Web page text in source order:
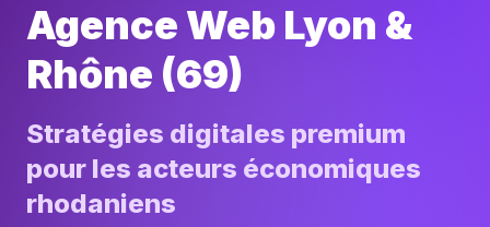
Agence Web Lyon &
Rhône (69)
Stratégies digitales premium
pour les acteurs économiques
rhodaniens